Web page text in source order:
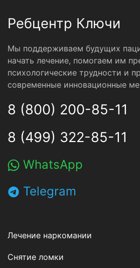
Ребцентр Ключи
Мы поддерживаем будущих
начать лечение, помогаем им
психологические трудности и
современные инновационные
8 (800) 200-85-11
8 (499) 322-85-11
WhatsApp
Telegram
Лечение наркомании
Снятие ломки